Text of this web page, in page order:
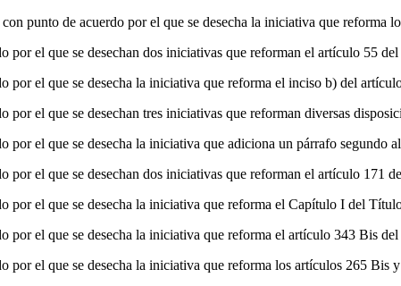
punto de acuerdo por el que se desecha la iniciativa que
por el que se desechan dos iniciativas que reforman el artículo 55
por el que se desecha la iniciativa que reforma el inciso b) del
por el que se desechan tres iniciativas que reforman diversas
por el que se desecha la iniciativa que adiciona un párrafo segundo
por el que se desechan dos iniciativas que reforman el artículo 171
por el que se desecha la iniciativa que reforma el Capítulo I del
por el que se desecha la iniciativa que reforma el artículo 343 Bis
por el que se desecha la iniciativa que reforma los artículos 265 Bis